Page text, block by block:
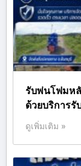
รับพ่นโฟมห
ด้วยบริการ
ดูเพิ่มเติม »